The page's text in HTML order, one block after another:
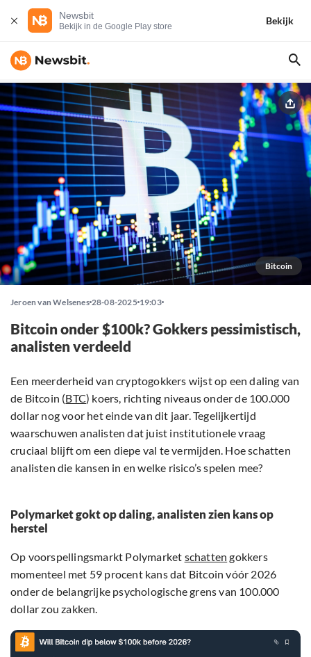
Newsbit
Bekijk in de Google Play store
Bekijk
Bitcoin
Jeroen van Welsenes 28-08-2025 19:03
Bitcoin onder $100k? Gokkers pessimistisch,
analisten verdeeld
Een meerderheid van cryptogokkers wijst op een daling van
de Bitcoin (BTC) koers, richting niveaus onder de 100.000
dollar nog voor het einde van dit jaar. Tegelijkertijd
waarschuwen analisten dat juist institutionele vraag
cruciaal blijft om een diepe val te vermijden. Hoe schatten
analisten die kansen in en welke risico’s spelen mee?
Polymarket gokt op daling, analisten zien kans op
herstel
Op voorspellingsmarkt Polymarket schatten gokkers
momenteel met 59 procent kans dat Bitcoin vóór 2026
onder de belangrijke psychologische grens van 100.000
dollar zou zakken.